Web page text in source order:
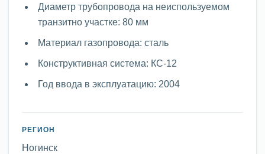
Диаметр трубопровода на неиспользуемом
транзитно участке: 80 мм
Материал газопровода: сталь
Конструктивная система: КС-12
Год ввода в эксплуатацию: 2004
РЕГИОН
Ногинск